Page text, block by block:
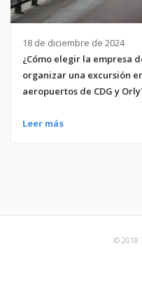
18 de diciembre de 2024
¿Cómo elegir la empresa
organizar una excursión
aeropuertos de CDG y
Leer más
© 2018